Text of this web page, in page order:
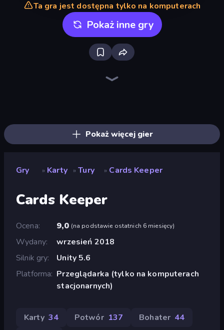
Ta gra jest dostępna tylko na komputerach
Pokaż inne gry
Pokaż więcej gier
Gry » Karty » Tury » Cards Keeper
Cards Keeper
Ocena 9,0 (na podstawie ostatnich 6 miesięcy)
Wydany
wrzesień 2018
Silnik gry
Unity 5.6
Platforma Przeglądarka (tylko na komputerach
stacjonarnych)
Karty 34 Potwór 137 Bohater 44